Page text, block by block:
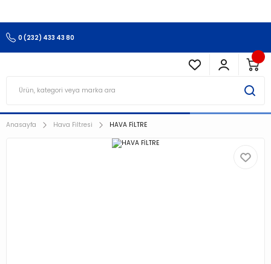
0 (232) 433 43 80
Anasayfa Hava Filtresi HAVA FİLTRE